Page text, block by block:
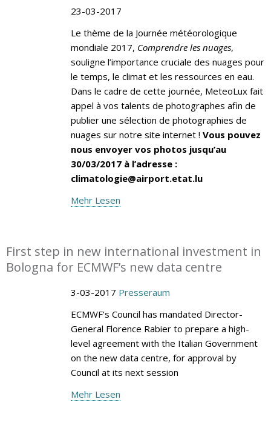
23-03-2017
Le thème de la Journée météorologique
mondiale 2017, Comprendre les nuages,
souligne l’importance cruciale des nuages pour
le temps, le climat et les ressources en eau.
Dans le cadre de cette journée, MeteoLux fait
appel à vos talents de photographes afin de
publier une sélection de photographies de
nuages sur notre site internet ! Vous pouvez
nous envoyer vos photos jusqu’au
30/03/2017 à l’adresse :
climatologie@airport.etat.lu
Mehr Lesen
First step in new international investment in
Bologna for ECMWF’s new data centre
3-03-2017 Presseraum
ECMWF’s Council has mandated Director-
General Florence Rabier to prepare a high-
level agreement with the Italian Government
on the new data centre, for approval by
Council at its next session
Mehr Lesen